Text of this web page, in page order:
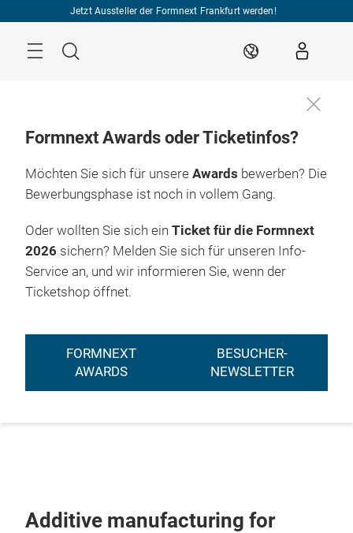
Jetzt Aussteller der Formnext Frankfurt werden!
Suche DE
Formnext Awards oder Ticketinfos?
Möchten Sie sich für unsere Awards bewerben? Die
Bewerbungsphase ist noch in vollem Gang.
Oder wollten Sie sich ein Ticket für die Formnext
2026 sichern? Melden Sie sich für unseren Info-
Service an, und wir informieren Sie, wenn der
Ticketshop öffnet.
FORMNEXT
AWARDS
BESUCHER-
NEWSLETTER
Additive manufacturing for